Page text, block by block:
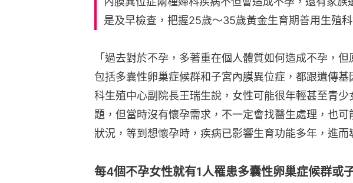
是及早檢查，把握25歲～35歲黃金生育期善用生殖科
「過去對於不孕，多著重在個人體質如何造成不孕，但
包括多囊性卵巢症候群和子宮內膜異位症，都跟遺傳基
科生殖中心副院長王瑞生說，女性可能很年輕甚至青少
題，但當時沒有懷孕需求，不一定會找醫生處理，也可
狀況，等到想懷孕時，疾病已影響生育功能多年，進而
每4個不孕女性就有1人罹患多囊性卵巢症候群或